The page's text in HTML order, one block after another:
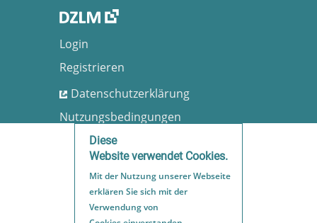
Login
Registrieren
Datenschutzerklärung
Nutzungsbedingungen
Barrierefreiheit
Impressum
Sitemap
Diese
Website verwendet Cookies.
Mit der Nutzung unserer Webseite
erklären Sie sich mit der
Verwendung von